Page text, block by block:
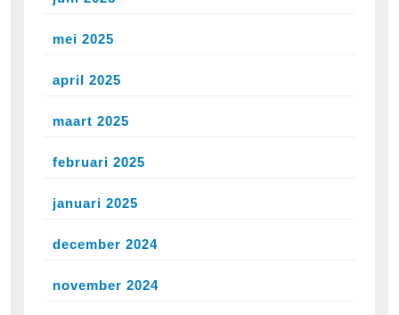
mei 2025
april 2025
maart 2025
februari 2025
januari 2025
december 2024
november 2024